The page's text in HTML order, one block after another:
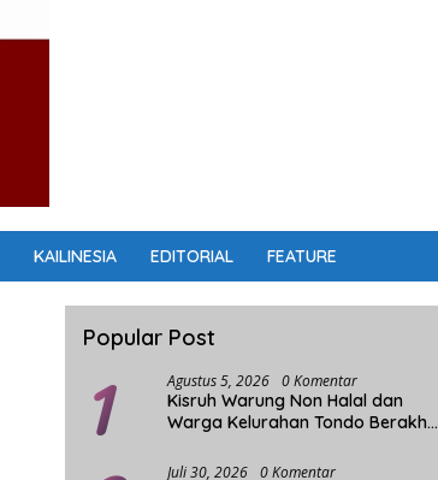
KAILINESIA EDITORIAL FEATURE
Popular Post
1 Agustus 5, 2026 0 Komentar
Kisruh Warung Non Halal dan
Warga Kelurahan Tondo Berakhir
Juli 30, 2026 0 Komentar